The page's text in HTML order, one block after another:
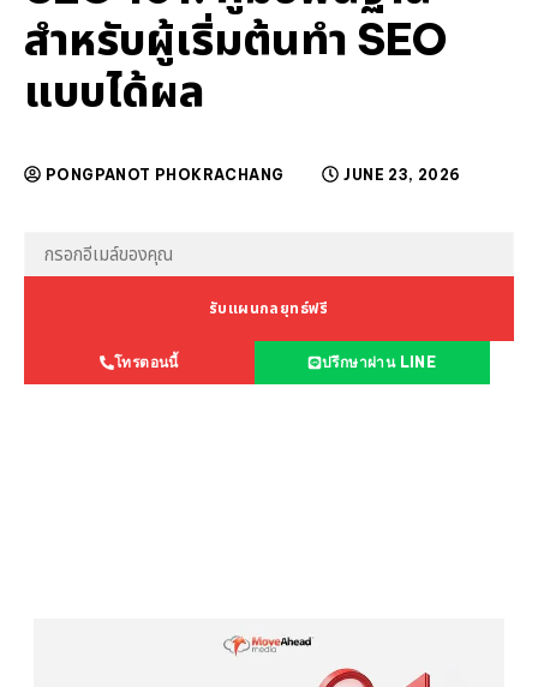
สำหรับผู้เริ่มต้นทำ SEO
แบบได้ผล
PONGPANOT PHOKRACHANG JUNE 23, 2026
รับแผนกลยุทธ์ฟรี
โทรตอนนี้ ปรึกษาผ่าน LINE